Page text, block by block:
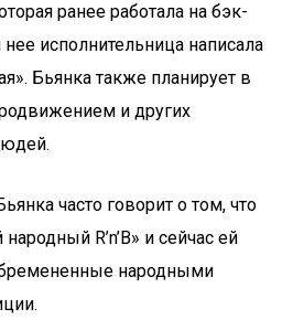
ранее работала на бэк-
исполнительница написала
Бьянка также планирует в
и других
часто говорит о том, что
R’n’B» и сейчас ей
народными